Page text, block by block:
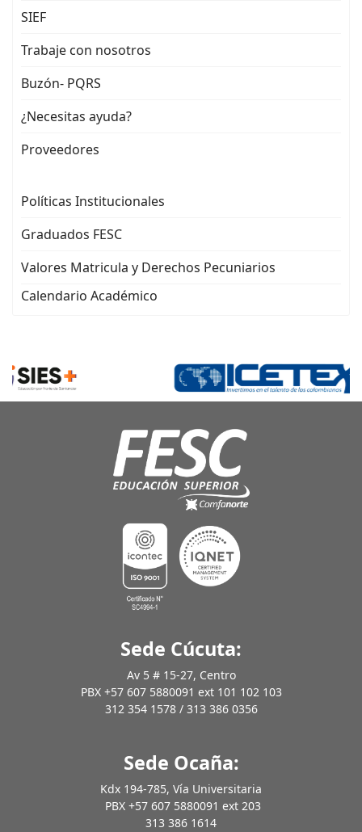
SIEF
Trabaje con nosotros
Buzón- PQRS
¿Necesitas ayuda?
Proveedores
Políticas Institucionales
Graduados FESC
Valores Matricula y Derechos Pecuniarios
Calendario Académico
Sede Cúcuta:
Av 5 # 15-27, Centro
PBX +57 607 5880091 ext 101 102 103
312 354 1578 / 313 386 0356
Sede Ocaña:
Kdx 194-785, Vía Universitaria
PBX +57 607 5880091 ext 203
313 386 1614